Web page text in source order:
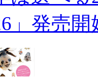
」発売開